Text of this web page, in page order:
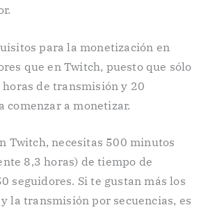
para la monetización en
que en Twitch, puesto que sólo
de transmisión y 20
comenzar a monetizar.
Twitch, necesitas 500 minutos
8,3 horas) de tiempo de
seguidores. Si te gustan más los
la transmisión por secuencias, es